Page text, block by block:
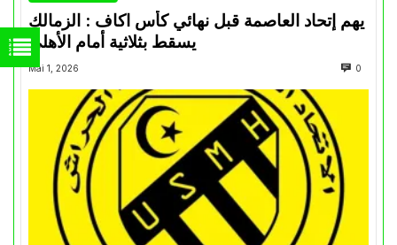
يهم إتحاد العاصمة قبل نهائي كأس اكاف : الزمالك
Mai 1, 2026 0